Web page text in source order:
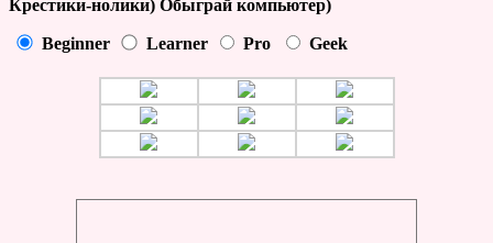
Крестики-нолики) Обыграй компьютер)
Beginner Learner Pro Geek